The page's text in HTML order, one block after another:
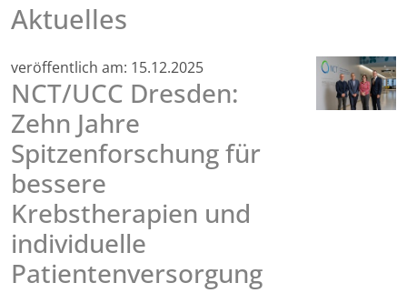
Aktuelles
veröffentlich am: 15.12.2025
NCT/UCC Dresden:
Zehn Jahre
Spitzenforschung für
bessere
Krebstherapien und
individuelle
Patientenversorgung